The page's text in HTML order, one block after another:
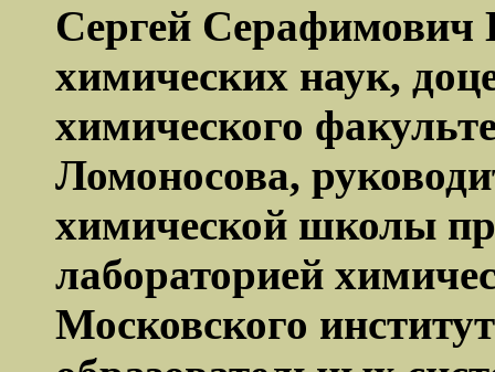
Сергей Серафимович
химических наук,
химического
Ломоносова,
химической школы
лабораторией
Московского